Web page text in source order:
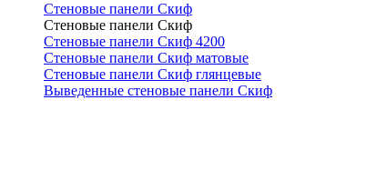
Стеновые панели Скиф
Стеновые панели Скиф
Стеновые панели Скиф 4200
Стеновые панели Скиф матовые
Стеновые панели Скиф глянцевые
Выведенные стеновые панели Скиф